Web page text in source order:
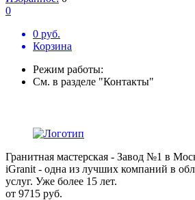
0
0 руб.
Корзина
Режим работы:
См. в разделе "Контакты"
Гранитная мастерская - Завод №1 в
iGranit - одна из лучших компаний в
услуг. Уже более 15 лет.
от 9715 руб.